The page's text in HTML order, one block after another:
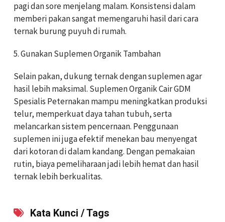
pagi dan sore menjelang malam. Konsistensi dalam
memberi pakan sangat memengaruhi hasil dari cara
ternak burung puyuh di rumah.
5. Gunakan Suplemen Organik Tambahan
Selain pakan, dukung ternak dengan suplemen agar
hasil lebih maksimal. Suplemen Organik Cair GDM
Spesialis Peternakan mampu meningkatkan produksi
telur, memperkuat daya tahan tubuh, serta
melancarkan sistem pencernaan. Penggunaan
suplemen ini juga efektif menekan bau menyengat
dari kotoran di dalam kandang. Dengan pemakaian
rutin, biaya pemeliharaan jadi lebih hemat dan hasil
ternak lebih berkualitas.
Kata Kunci / Tags